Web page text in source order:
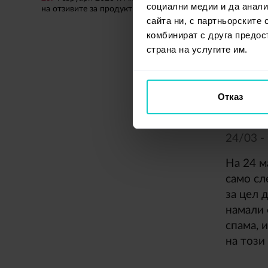
социални медии и да
сайта ни, с
комбинират с друга
страна на услугите им.
Отказ
на отзивите за продукти
Това
Google
в
24/03 -
На 24
само
за цел
намали
спама,
на